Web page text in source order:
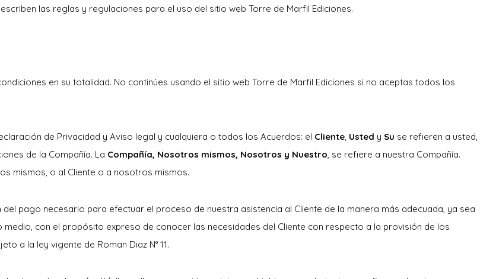
las reglas y regulaciones para el uso del sitio web Torre de Marfil Ediciones.
en su totalidad. No continúes usando el sitio web Torre de Marfil Ediciones si no aceptas todos los
de Privacidad y Aviso legal y cualquiera o todos los Acuerdos: el Cliente, Usted y Su se refieren a usted,
de la Compañía. La Compañía, Nosotros mismos, Nosotros y Nuestro, se refiere a nuestra Compañía.
mismos, o al Cliente o a nosotros mismos.
pago necesario para efectuar el proceso de nuestra asistencia al Cliente de la manera más adecuada, ya sea
con el propósito expreso de conocer las necesidades del Cliente con respecto a la provisión de los
a la ley vigente de Roman Diaz N° 11.